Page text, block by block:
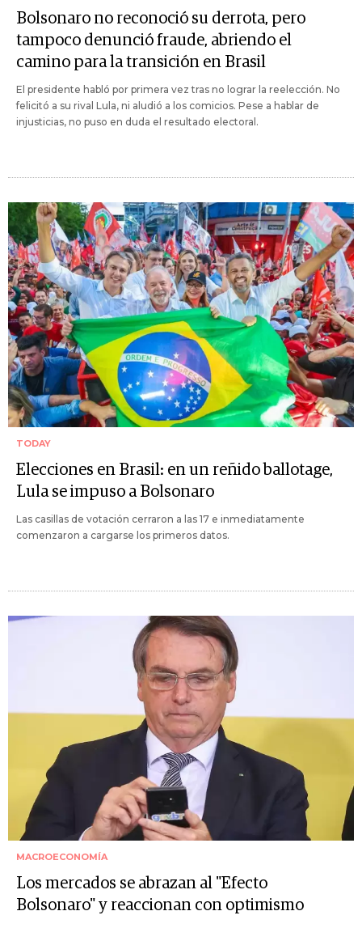
Bolsonaro no reconoció su derrota, pero
tampoco denunció fraude, abriendo el
camino para la transición en Brasil
El presidente habló por primera vez tras no lograr la reelección. No
felicitó a su rival Lula, ni aludió a los comicios. Pese a hablar de
injusticias, no puso en duda el resultado electoral.
TODAY
Elecciones en Brasil: en un reñido ballotage,
Lula se impuso a Bolsonaro
Las casillas de votación cerraron a las 17 e inmediatamente
comenzaron a cargarse los primeros datos.
MACROECONOMÍA
Los mercados se abrazan al "Efecto
Bolsonaro" y reaccionan con optimismo